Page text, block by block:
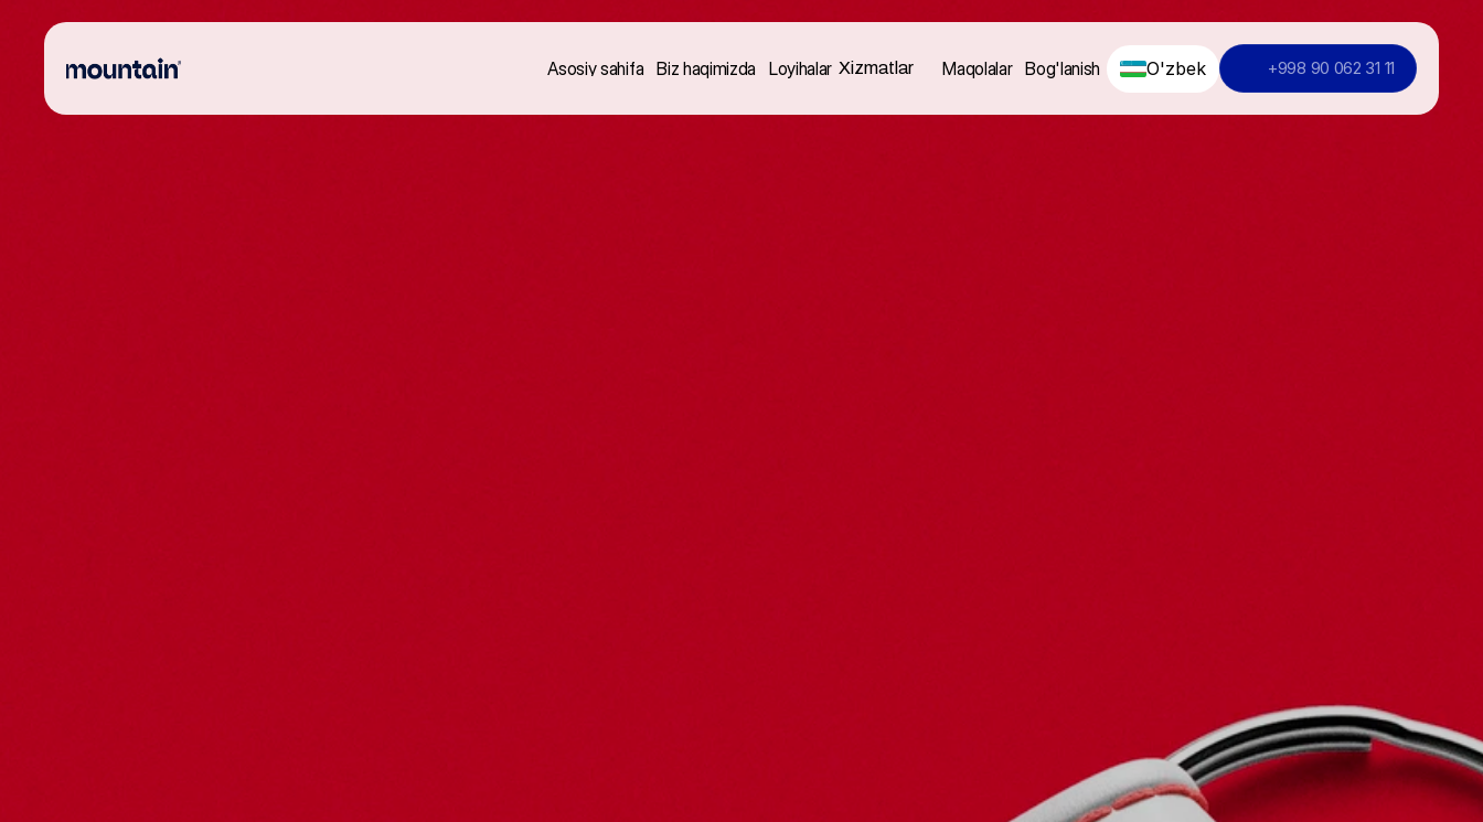
Asosiy sahifa Biz haqimizda Loyihalar Xizmatlar Maqolalar Bog'lanish O'zbek +998 90 062 31 11